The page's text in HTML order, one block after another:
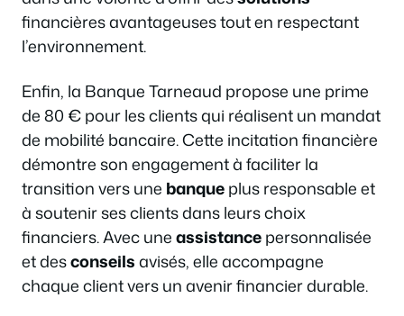
financières avantageuses tout en respectant
l’environnement.
Enfin, la Banque Tarneaud propose une prime
de 80 € pour les clients qui réalisent un mandat
de mobilité bancaire. Cette incitation financière
démontre son engagement à faciliter la
transition vers une banqueplus responsable et
à soutenir ses clients dans leurs choix
financiers. Avec uneassistancepersonnalisée
et desconseilsavisés, elle accompagne
chaque client vers un avenir financier durable.